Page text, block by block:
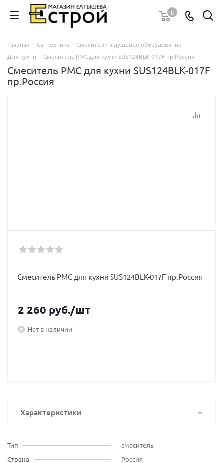
0
Главная - Сантехника - Смесители и душевое оборудование -
Для кухни - Смеситель РМС для кухни SUS124BLK-017F пр.Россия
Смеситель РМС для кухни SUS124BLK-017F
пр.Россия
Смеситель РМС для кухни SUS124BLK-017F пр.Россия
2 260 руб./шт
Нет в наличии
Характеристики
Тип
смеситель
Страна
Россия